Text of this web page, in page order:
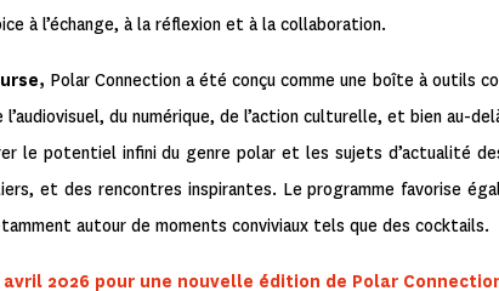
à l’échange, à la réflexion et à la collaboration.
Polar Connection a été conçu comme une boîte à outils
du numérique, de l’action culturelle, et bien au-
le potentiel infini du genre polar et les sujets d’actualité
et des rencontres inspirantes. Le programme favorise
autour de moments conviviaux tels que des cocktails.
avril 2026 pour une nouvelle édition de Polar